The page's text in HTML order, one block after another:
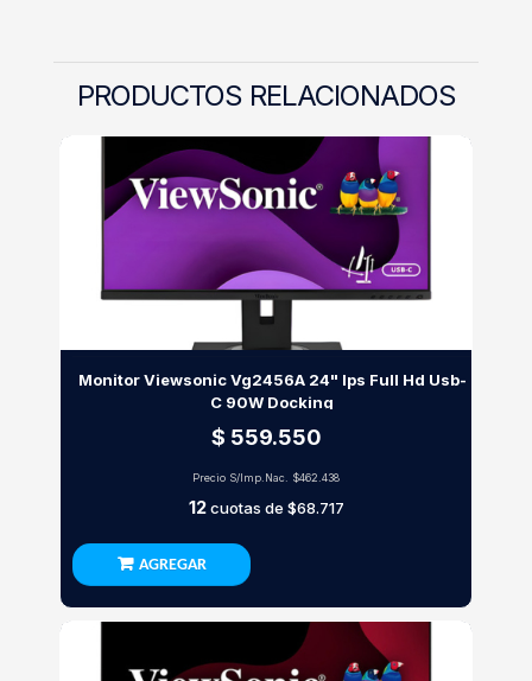
PRODUCTOS RELACIONADOS
Monitor Viewsonic Vg2456A 24" Ips Full Hd Usb-
C 90W Docking
$ 559.550
Precio S/Imp.Nac. $462.438
12cuotas de $68.717
AGREGAR